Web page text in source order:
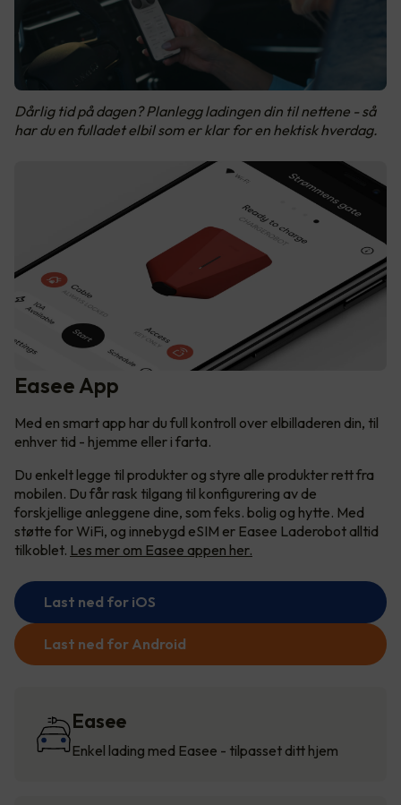
Dårlig tid på dagen? Planlegg ladingen din til nettene - så
har du en fulladet elbil som er klar for en hektisk hverdag.
Easee App
Med en smart app har du full kontroll over elbilladeren din, til
enhver tid - hjemme eller i farta.
Du enkelt legge til produkter og styre alle produkter rett fra
mobilen. Du får rask tilgang til konfigurering av de
forskjellige anleggene dine, som feks. bolig og hytte. Med
støtte for WiFi, og innebygd eSIM er Easee Laderobot alltid
tilkoblet. Les mer om Easee appen her.
Last ned for iOS
Last ned for Android
Easee
Enkel lading med Easee - tilpasset ditt hjem